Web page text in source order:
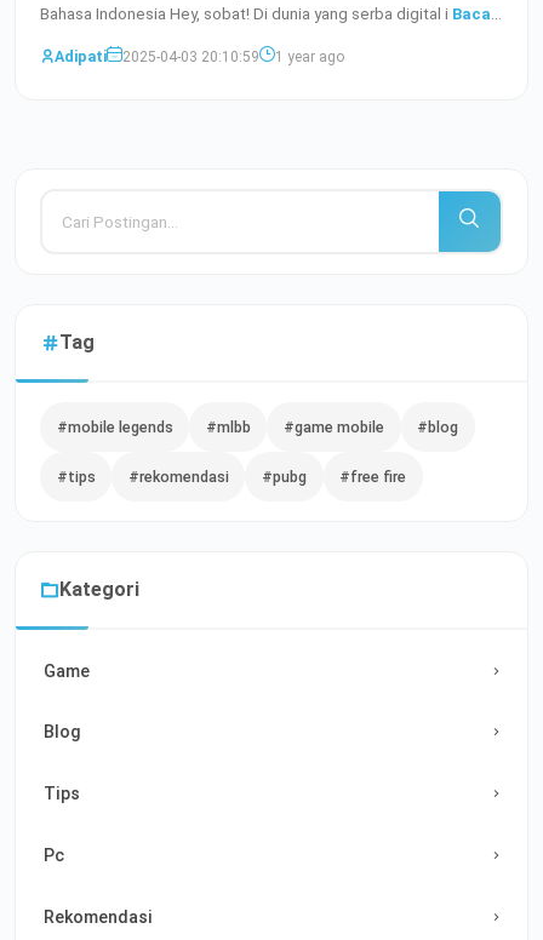
Bahasa Indonesia Hey, sobat! Di dunia yang serba digital i Baca
Adipati
2025-04-03 20:10:59 1 year ago
Tag
#mobile legends #mlbb #game mobile #blog
#tips #rekomendasi #pubg #free fire
Kategori
Game
Blog
Tips
Pc
Rekomendasi